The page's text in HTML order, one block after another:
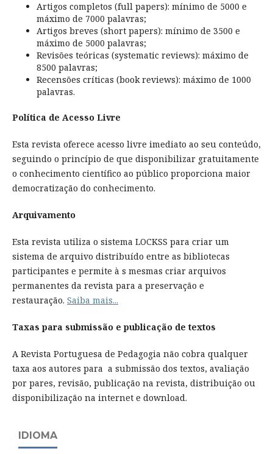
Artigos completos (full papers): mínimo de 5000 e
máximo de 7000 palavras;
Artigos breves (short papers): mínimo de 3500 e
máximo de 5000 palavras;
Revisões teóricas (systematic reviews): máximo de
8500 palavras;
Recensões críticas (book reviews): máximo de 1000
palavras.
Política de Acesso Livre
Esta revista oferece acesso livre imediato ao seu conteúdo,
seguindo o princípio de que disponibilizar gratuitamente
o conhecimento científico ao público proporciona maior
democratização do conhecimento.
Arquivamento
Esta revista utiliza o sistema LOCKSS para criar um
sistema de arquivo distribuído entre as bibliotecas
participantes e permite à s mesmas criar arquivos
permanentes da revista para a preservação e
restauração. Saiba mais...
Taxas para submissão e publicação de textos
A Revista Portuguesa de Pedagogia não cobra qualquer
taxa aos autores para a submissão dos textos, avaliação
por pares, revisão, publicação na revista, distribuição ou
disponibilização na internet e download.
IDIOMA